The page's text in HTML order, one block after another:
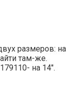
размеров: на
там-же.
на 14″.